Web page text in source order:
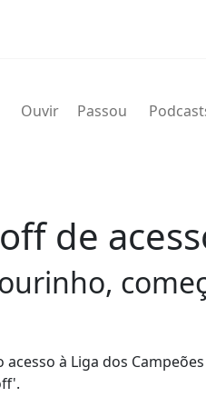
Ouvir Passou
de
à Liga dos